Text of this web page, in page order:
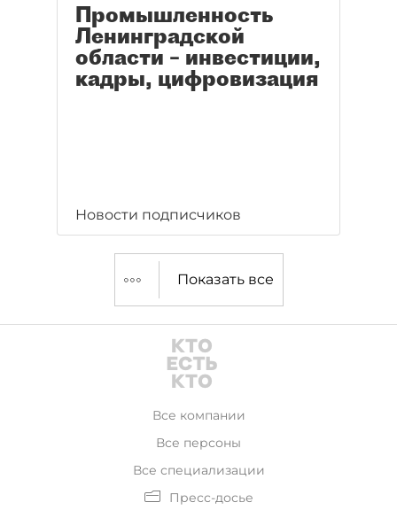
Промышленность
Ленинградской
области – инвестиции,
кадры, цифровизация
Новости подписчиков
Показать все
Все компании
Все персоны
Все специализации
Пресс-досье